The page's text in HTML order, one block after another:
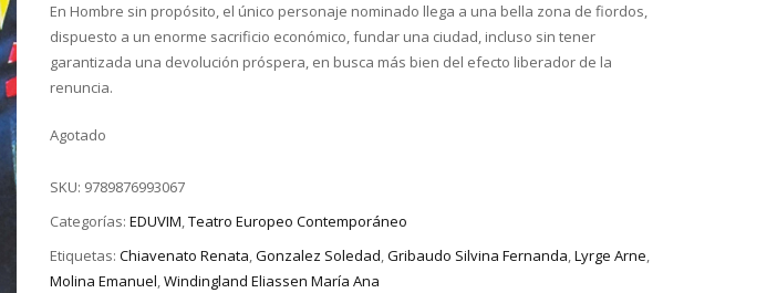
En Hombre sin propósito, el único personaje nominado llega a una bella zona de fiordos,
dispuesto a un enorme sacrificio económico, fundar una ciudad, incluso sin tener
garantizada una devolución próspera, en busca más bien del efecto liberador de la
renuncia.
Agotado
SKU: 9789876993067
Categorías: EDUVIM,Teatro Europeo Contemporáneo
Etiquetas: Chiavenato Renata,Gonzalez Soledad,Gribaudo Silvina Fernanda,Lyrge Arne,
Molina Emanuel,Windingland Eliassen María Ana